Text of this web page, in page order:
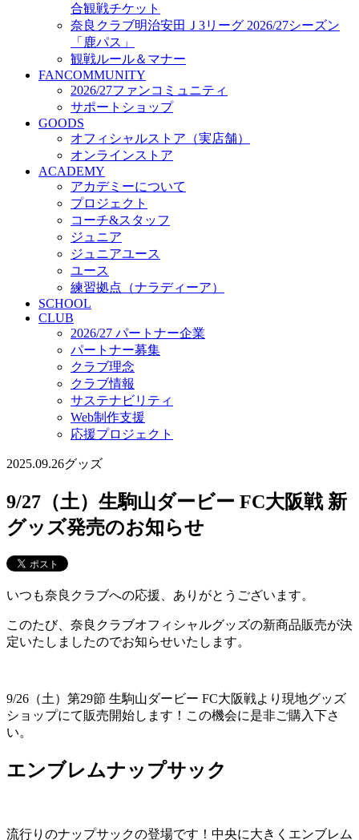
練習拠点（ナラディーア）
SCHOOL
2026/27 パートナー企業
パートナー募集
クラブ理念
クラブ情報
サステナビリティ
Web制作支援
応援プロジェクト
合観戦チケット
奈良クラブ明治安田Ｊ3リーグ 2026/27シーズン
「鹿パス」
観戦ルール＆マナー
FANCOMMUNITY
2026/27ファンコミュニティ
サポートショップ
GOODS
オフィシャルストア（実店舗）
オンラインストア
ACADEMY
アカデミーについて
プロジェクト
コーチ&スタッフ
ジュニア
ジュニアユース
ユース
練習拠点（ナラディーア）
SCHOOL
CLUB
2026/27 パートナー企業
パートナー募集
クラブ理念
クラブ情報
サステナビリティ
Web制作支援
応援プロジェクト
2025.09.26グッズ
9/27（土）生駒山ダービー FC大阪戦 新
グッズ発売のお知らせ
いつも奈良クラブへの応援、ありがとうございます。
このたび、奈良クラブオフィシャルグッズの新商品販売が決
定いたしましたのでお知らせいたします。
9/26（土）第29節 生駒山ダービー FC大阪戦より現地グッズ
ショップにて販売開始します！この機会に是非ご購入下さ
い。
エンブレムナップサック
流行りのナップサックの登場です！中央に大きくエンブレム